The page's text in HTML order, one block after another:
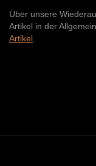
Über unsere
Artikel in der
Artikel